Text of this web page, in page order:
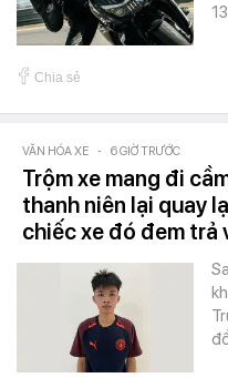
Chia sẻ
VĂN HÓA XE - 6 GIỜ TRƯỚC
Trộm xe mang đi
thanh niên lại quay
chiếc xe đó đem trả